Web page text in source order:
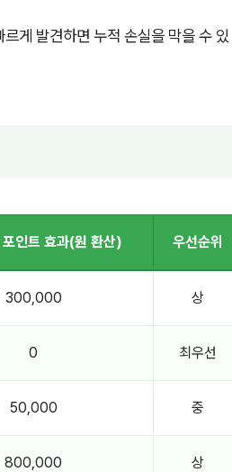
게 발견하면 누적 손실을 막을 수 있
인트 효과(원 환산) 우선순위
300,000 상
0 최우선
50,000 중
800,000 상